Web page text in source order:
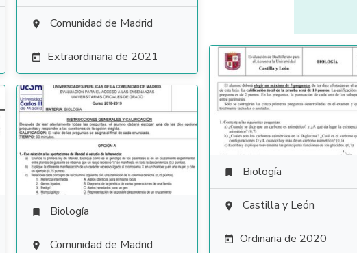
 Comunidad de Madrid
 Extraordinaria de 2021
 Biología
 Castilla y León
 Ordinaria de 2020
 Biología
 Comunidad de Madrid